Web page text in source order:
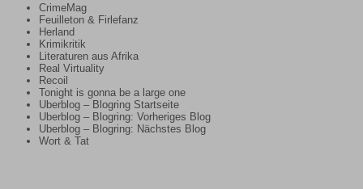
CrimeMag
Feuilleton & Firlefanz
Herland
Krimikritik
Literaturen aus Afrika
Real Virtuality
Recoil
Tonight is gonna be a large one
Uberblog – Blogring Startseite
Uberblog – Blogring: Vorheriges Blog
Uberblog – Blogring: Nächstes Blog
Wort & Tat